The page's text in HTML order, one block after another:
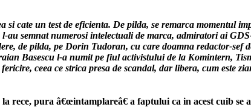
cate un test de eficienta. De pilda, se remarca momentul
semnat numerosi intelectuali de marca, admiratori ai
de pilda, pe Dorin Tudoran, cu care doamna redactor-
Basescu l-a numit pe fiul activistului de la Komintern,
ceea ce strica presa de scandal, dar libera, cum este
rece, pura â€œintamplareâ€ a faptului ca in acest cuib